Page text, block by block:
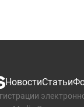
НовостиСтатьи